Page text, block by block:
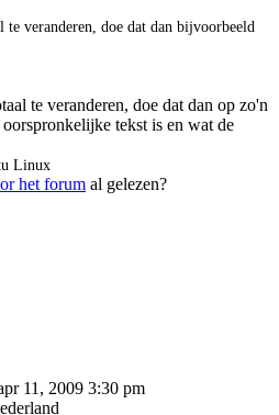
veranderen, doe dat dan bijvoorbeeld
te veranderen, doe dat dan op zo'n
tekst is en wat de
Linux
het forum al gelezen?
11, 2009 3:30 pm